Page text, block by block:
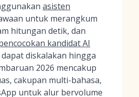
asisten
untuk merangkum
hitungan detik, dan
kandidat AI
diskalakan hingga
2026 mencakup
cakupan multi-bahasa,
untuk alur bervolume